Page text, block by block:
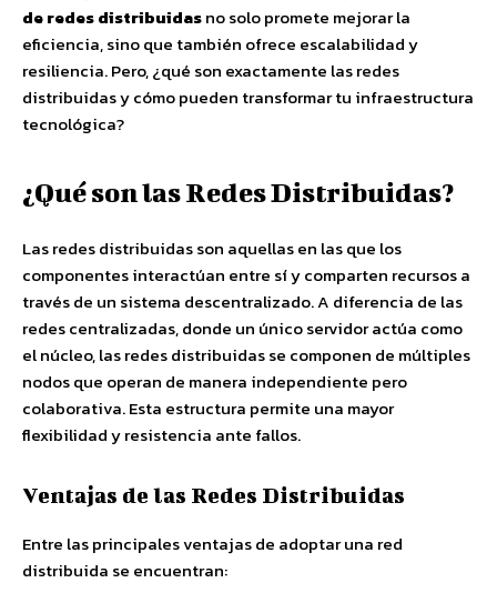
de redes distribuidasno solo promete mejorar la
eficiencia, sino que también ofrece escalabilidad y
resiliencia. Pero, ¿qué son exactamente las redes
distribuidas y cómo pueden transformar tu infraestructura
tecnológica?
¿Qué son las Redes Distribuidas?
Las redes distribuidas son aquellas en las que los
componentes interactúan entre sí y comparten recursos a
través de un sistema descentralizado. A diferencia de las
redes centralizadas, donde un único servidor actúa como
el núcleo, las redes distribuidas se componen de múltiples
nodos que operan de manera independiente pero
colaborativa. Esta estructura permite una mayor
flexibilidad y resistencia ante fallos.
Ventajas de las Redes Distribuidas
Entre las principales ventajas de adoptar una red
distribuida se encuentran: